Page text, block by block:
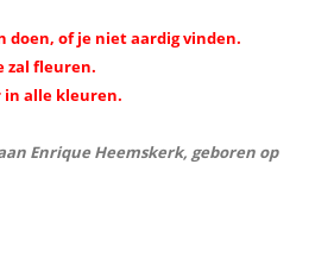
doen, of je niet aardig vinden.
zal fleuren.
in alle kleuren.
Enrique Heemskerk, geboren op